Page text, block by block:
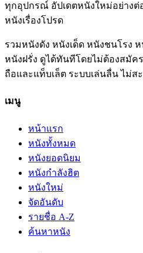
ทุกอุปกรณ์ อัปเดตหนังใหม่อย่างต่
หนังเรื่องโปรด
รวมหนังดัง หนังเด็ด หนังชนโรง
หนังฝรั่ง ดูได้ทันทีโดยไม่ต้องสมัค
ถือและแท็บเล็ต ระบบเล่นลื่น ไม่
เมนู
หน้าแรก
หนังทั้งหมด
หนังยอดนิยม
หนังกำลังฮิต
หนังใหม่
จัดอันดับ
รายชื่อ A-Z
ค้นหาหนัง